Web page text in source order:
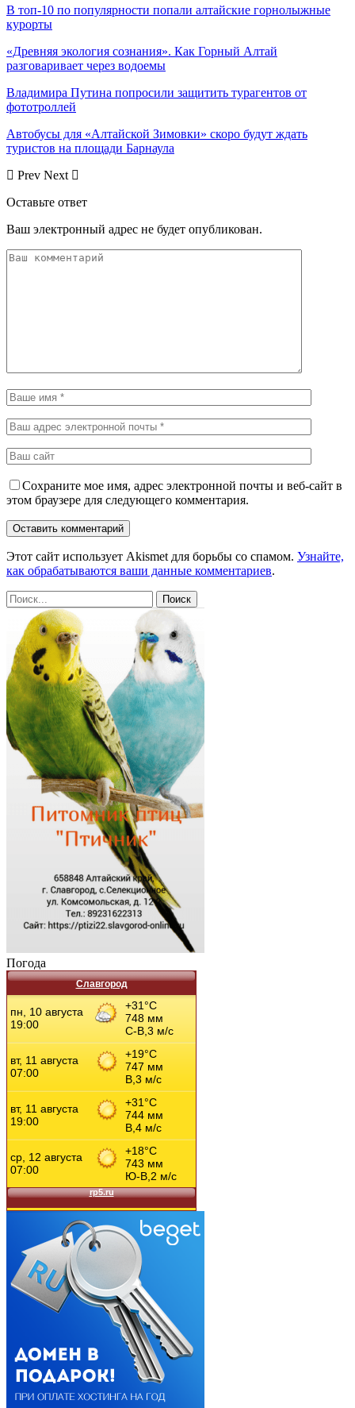
В топ-10 по популярности попали алтайские горнолыжные
курорты
«Древняя экология сознания». Как Горный Алтай
разговаривает через водоемы
Владимира Путина попросили защитить турагентов от
фототроллей
Автобусы для «Алтайской Зимовки» скоро будут ждать
туристов на площади Барнаула
Prev Next
Оставьте ответ
Ваш электронный адрес не будет опубликован.
Сохраните мое имя, адрес электронной почты и веб-сайт в
этом браузере для следующего комментария.
Этот сайт использует Akismet для борьбы со спамом. Узнайте,
как обрабатываются ваши данные комментариев.
Погода
Славгород